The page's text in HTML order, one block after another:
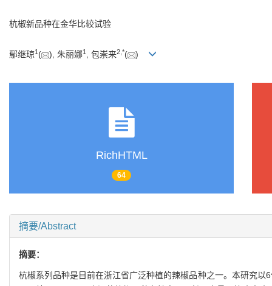
杭椒新品种在金华比较试验
鄢继琼1 ( ), 朱丽娜1 , 包崇来2 *( )
RichHTML
64
摘要/Abstract
摘要：
杭椒系列品种是目前在浙江省广泛种植的辣椒品种之一。本研究